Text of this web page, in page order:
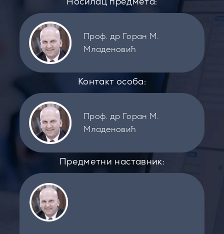
Проф. др Горан М.
Младеновић
Контакт особа:
Проф. др Горан М.
Младеновић
Предметни наставник: